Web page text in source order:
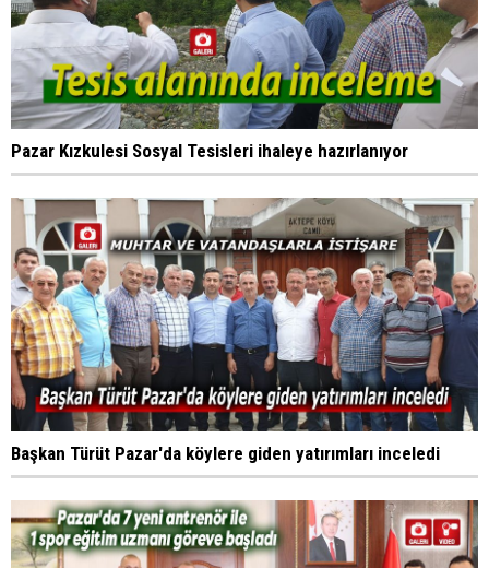
Pazar Kızkulesi Sosyal Tesisleri ihaleye hazırlanıyor
Başkan Türüt Pazar'da köylere giden yatırımları inceledi